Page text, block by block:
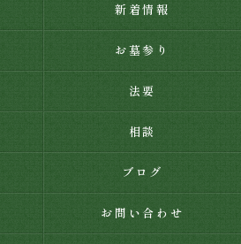
新着情報
お墓参り
法要
相談
ブログ
お問い合わせ